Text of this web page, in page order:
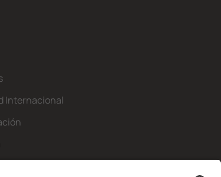
Internacional